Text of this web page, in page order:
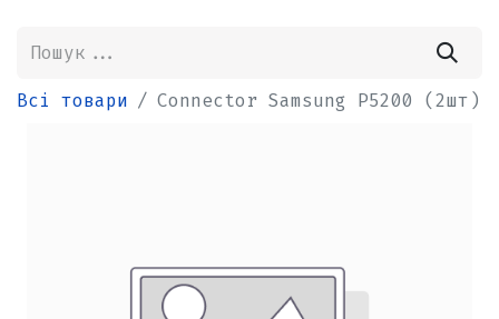
Всі товари Connector Samsung P5200 (2шт)